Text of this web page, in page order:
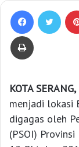
KOTA SERANG,
menjadi lokasi
digagas oleh
(PSOI)